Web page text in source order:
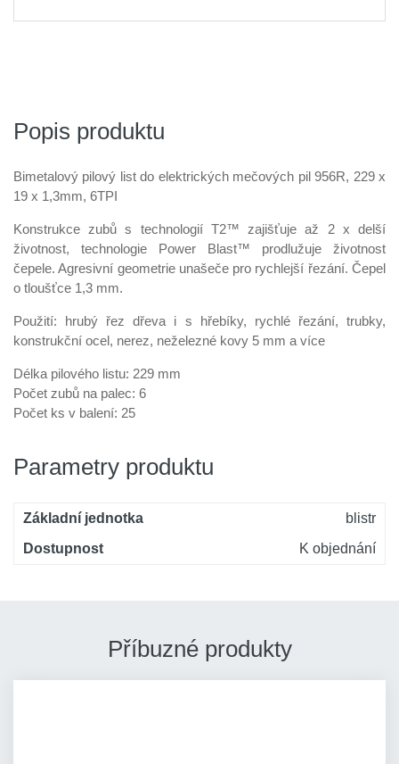
Popis produktu
Bimetalový pilový list do elektrických mečových pil 956R, 229 x
19 x 1,3mm, 6TPI
Konstrukce zubů s technologií T2™ zajišťuje až 2 x delší
životnost, technologie Power Blast™ prodlužuje životnost
čepele. Agresivní geometrie unašeče pro rychlejší řezání. Čepel
o tloušťce 1,3 mm.
Použití: hrubý řez dřeva i s hřebíky, rychlé řezání, trubky,
konstrukční ocel, nerez, neželezné kovy 5 mm a více
Délka pilového listu: 229 mm
Počet zubů na palec: 6
Počet ks v balení: 25
Parametry produktu
Základní jednotka
blistr
Dostupnost
K objednání
Příbuzné produkty